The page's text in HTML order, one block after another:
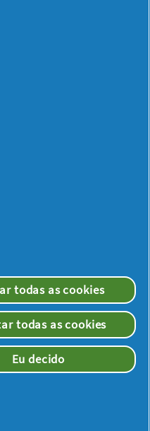
todas as cookies
todas as cookies
Eu decido